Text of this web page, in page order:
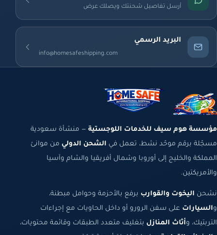
أرسل تفاصيل شحنتك ويصلك عرض
البريد الرسمي
info@homesafeshipping.com
مؤسسة هوم سيف للخدمات اللوجستية — منشأة سعودية
مسجّلة برقم موحّد نشط، تعمل في الشحن الدولي من موانئ
المملكة والخليج إلى أوروبا وشمال أفريقيا والشام وآسيا
والأمريكتين.
نشحن اليخوت والقوارب برفع بالأحزمة وحوامل مبطنة،
والسيارات على سفن الرورو أو داخل الحاويات مع إجراءات
التربتيك، وأثاث المنازل بتغليف متعدد الطبقات وقائمة محتويات،